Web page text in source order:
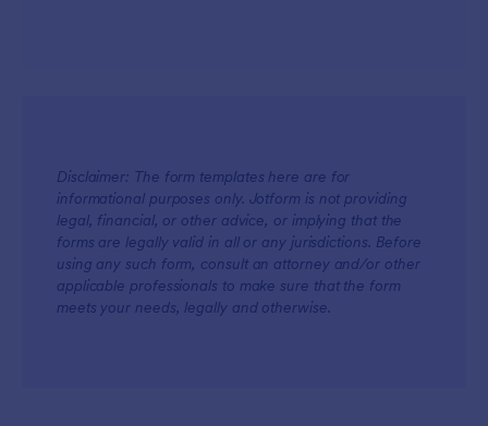
Disclaimer: The form templates here are for
informational purposes only. Jotform is not providing
legal, financial, or other advice, or implying that the
forms are legally valid in all or any jurisdictions. Before
using any such form, consult an attorney and/or other
applicable professionals to make sure that the form
meets your needs, legally and otherwise.